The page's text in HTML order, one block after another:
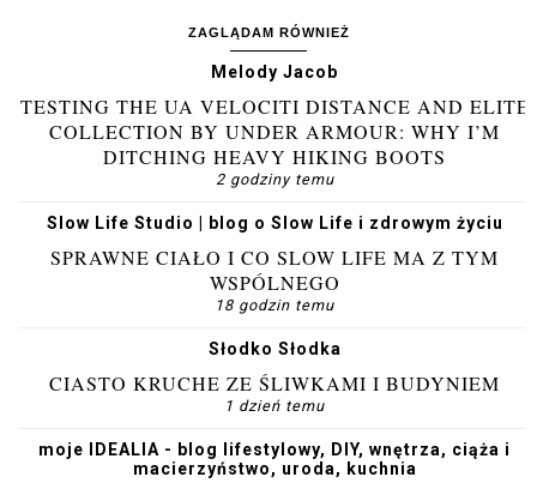
ZAGLĄDAM RÓWNIEŻ
Melody Jacob
TESTING THE UA VELOCITI DISTANCE AND ELITE
COLLECTION BY UNDER ARMOUR: WHY I’M
DITCHING HEAVY HIKING BOOTS
2 godziny temu
Slow Life Studio | blog o Slow Life i zdrowym życiu
SPRAWNE CIAŁO I CO SLOW LIFE MA Z TYM
WSPÓLNEGO
18 godzin temu
Słodko Słodka
CIASTO KRUCHE ZE ŚLIWKAMI I BUDYNIEM
1 dzień temu
moje IDEALIA - blog lifestylowy, DIY, wnętrza, ciąża i
macierzyństwo, uroda, kuchnia